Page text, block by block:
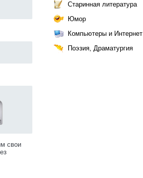
свои
Старинная литература
Юмор
Компьютеры и Интернет
Поэзия, Драматургия